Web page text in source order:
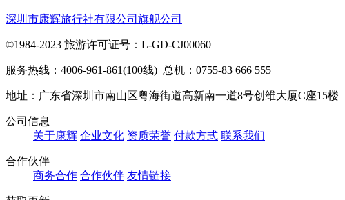
深圳市康辉旅行社有限公司旗舰公司
©1984-2023 旅游许可证号：L-GD-CJ00060
服务热线：4006-961-861(100线) 总机：0755-83 666 555
地址：广东省深圳市南山区粤海街道高新南一道8号创维大厦C座15楼
公司信息
关于康辉 企业文化 资质荣誉 付款方式 联系我们
合作伙伴
商务合作 合作伙伴 友情链接